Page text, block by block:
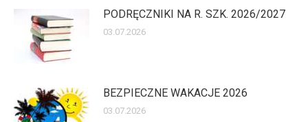
PODRĘCZNIKI NA R. SZK. 2026/2027
03.07.2026
BEZPIECZNE WAKACJE 2026
03.07.2026